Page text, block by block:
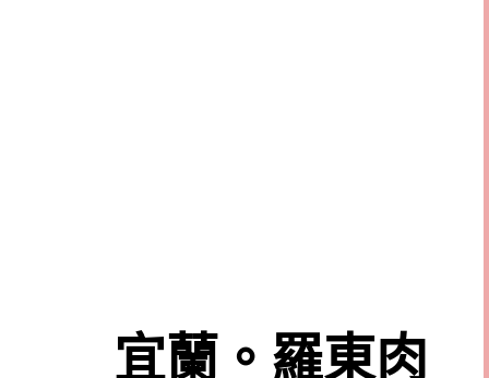
宜蘭。羅東肉